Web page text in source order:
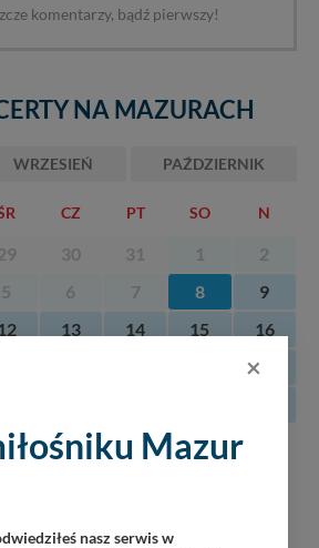
komentarzy, bądź pierwszy!
NA MAZURACH
WRZESIEŃ PAŹDZIERNIK
CZ PT SO N
30 31 1
2
5 6 7 8
9
13 14 15
16
23
×
Mazur
nasz serwis w